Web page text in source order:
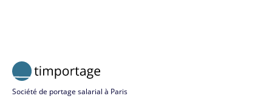
Société de portage salarial à Paris